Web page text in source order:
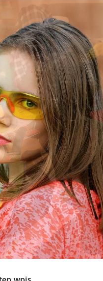
gałki ceramiczne
wnętrza?
odpowiednich
może wpłynąć
wnętrza. Poznaj
wzory, które
pomieszczeń.